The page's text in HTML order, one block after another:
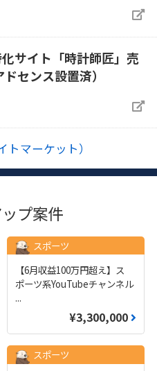
サイト「時計師匠」売
センス設置済）
マーケット）
プ案件
スポーツ
【6月収益100万円超え】ス
ポーツ系YouTubeチャンネル
...
¥3,300,000
スポーツ